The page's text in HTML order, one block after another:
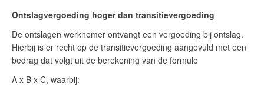
Ontslagvergoeding hoger dan transitievergoeding
De ontslagen werknemer ontvangt een vergoeding bij ontslag.
Hierbij is er recht op de transitievergoeding aangevuld met een
bedrag dat volgt uit de berekening van de formule
A x B x C, waarbij: